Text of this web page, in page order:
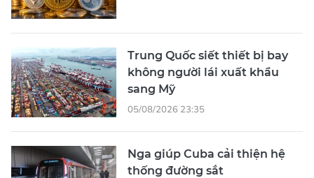
Trung Quốc siết thiết bị bay
không người lái xuất khẩu
sang Mỹ
05/08/2026 23:35
Nga giúp Cuba cải thiện hệ
thống đường sắt